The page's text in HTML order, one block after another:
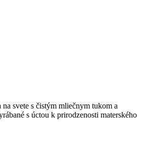
na svete s čistým mliečnym tukom a
s úctou k prirodzenosti materského